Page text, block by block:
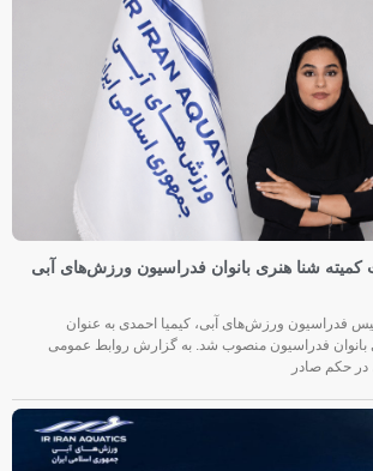
شنا هنری بانوان فدراسیون ورزش‌های آبی
فدراسیون ورزش‌های آبی، کیمیا احمدی به عنوان
فدراسیون منصوب شد. به گزارش روابط عمومی
حکم صادر